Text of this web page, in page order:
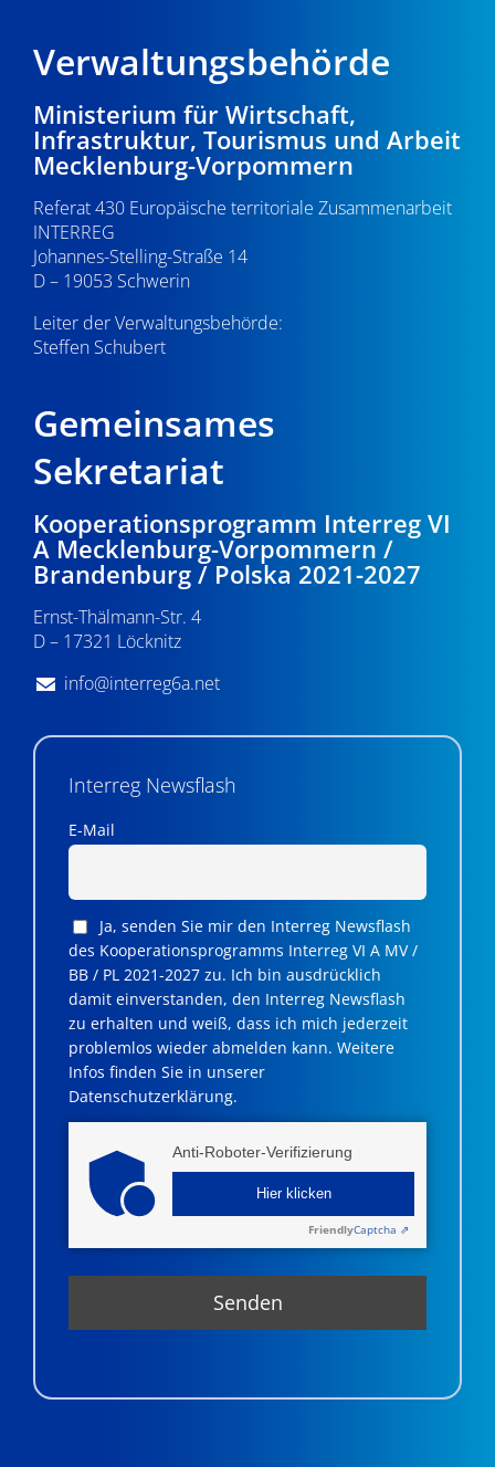
Verwaltungsbehörde
Ministerium für Wirtschaft,
Infrastruktur, Tourismus und Arbeit
Mecklenburg-Vorpommern
Referat 430 Europäische territoriale Zusammenarbeit
INTERREG
Johannes-Stelling-Straße 14
D – 19053 Schwerin
Leiter der Verwaltungsbehörde:
Steffen Schubert
Gemeinsames
Sekretariat
Kooperationsprogramm Interreg VI
A Mecklenburg-Vorpommern /
Brandenburg / Polska 2021-2027
Ernst-Thälmann-Str. 4
D – 17321 Löcknitz
info@interreg6a.net
Interreg Newsflash
E-Mail
Ja, senden Sie mir den Interreg Newsflash
des Kooperationsprogramms Interreg VI A MV /
BB / PL 2021-2027 zu. Ich bin ausdrücklich
damit einverstanden, den Interreg Newsflash
zu erhalten und weiß, dass ich mich jederzeit
problemlos wieder abmelden kann. Weitere
Infos finden Sie in unserer
Datenschutzerklärung.
Anti-Roboter-Verifizierung
Hier klicken
FriendlyCaptcha ⇗